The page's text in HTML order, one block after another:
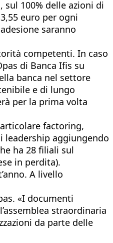
sul 100% delle azioni di
euro per ogni
saranno
competenti. In caso
di Banca Ifis su
banca nel settore
e di lungo
per la prima volta
factoring,
leadership aggiungendo
ha 28 filiali sul
in perdita).
A livello
«I documenti
straordinaria
da parte delle